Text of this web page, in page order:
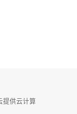
提供云计算